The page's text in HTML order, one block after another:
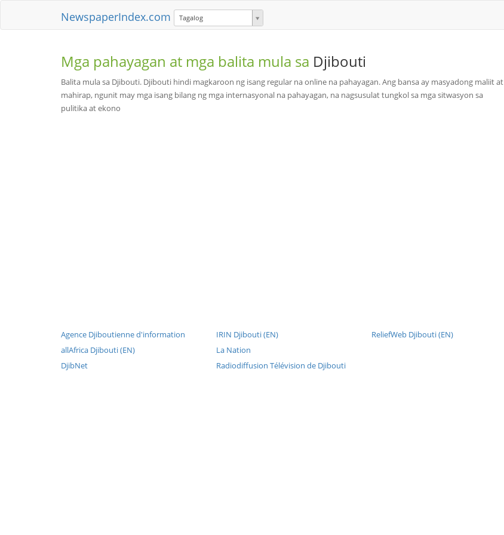
NewspaperIndex.com Tagalog
Mga pahayagan at mga balita mula sa Djibouti
Balita mula sa Djibouti. Djibouti hindi magkaroon ng isang regular na online na pahayagan. Ang bansa ay masyadong maliit at
mahirap, ngunit may mga isang bilang ng mga internasyonal na pahayagan, na nagsusulat tungkol sa mga sitwasyon sa
pulitika at ekono
Agence Djiboutienne d'information
allAfrica Djibouti (EN)
DjibNet
IRIN Djibouti (EN)
La Nation
Radiodiffusion Télévision de Djibouti
ReliefWeb Djibouti (EN)